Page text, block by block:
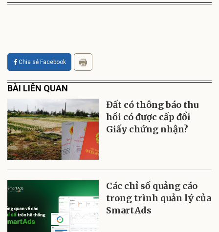
Chia sẻ Facebook
BÀI LIÊN QUAN
Đất có thông báo thu
hồi có được cấp đổi
Giấy chứng nhận?
Các chỉ số quảng cáo
trong trình quản lý của
SmartAds